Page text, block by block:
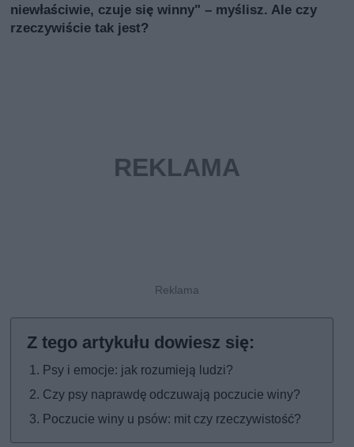
niewłaściwie, czuje się winny" – myślisz. Ale czy
rzeczywiście tak jest?
Psy i emocje: jak rozumieją ludzi?
Czy psy naprawdę odczuwają poczucie winy?
Poczucie winy u psów: mit czy rzeczywistość?